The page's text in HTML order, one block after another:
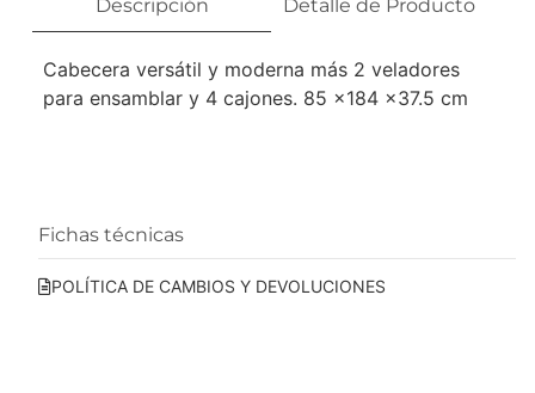
Descripción Detalle de Producto
Cabecera versátil y moderna más 2 veladores
para ensamblar y 4 cajones. 85 x184 x37.5 cm
Fichas técnicas
POLÍTICA DE CAMBIOS Y DEVOLUCIONES